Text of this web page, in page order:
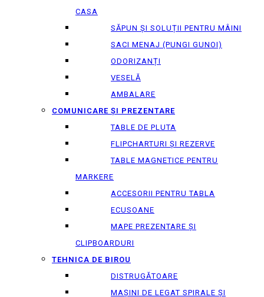
CASA
SĂPUN ȘI SOLUȚII PENTRU MÂINI
SACI MENAJ (PUNGI GUNOI)
ODORIZANȚI
VESELĂ
AMBALARE
COMUNICARE ȘI PREZENTARE
TABLE DE PLUTA
FLIPCHARTURI ȘI REZERVE
TABLE MAGNETICE PENTRU
MARKERE
ACCESORII PENTRU TABLA
ECUSOANE
MAPE PREZENTARE ȘI
CLIPBOARDURI
TEHNICA DE BIROU
DISTRUGĂTOARE
MAȘINI DE LEGAT SPIRALE ȘI